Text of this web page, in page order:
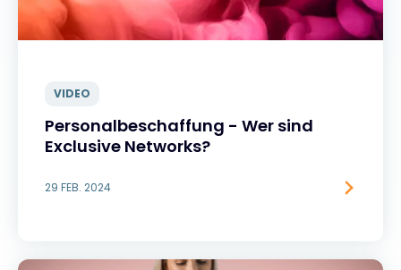
VIDEO
Personalbeschaffung - Wer sind
Exclusive Networks?
29 FEB. 2024